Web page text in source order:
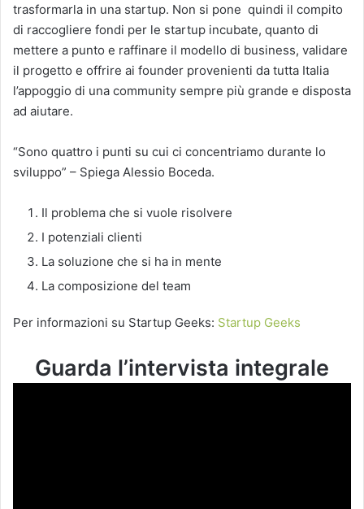
trasformarla in una startup. Non si pone quindi il compito
di raccogliere fondi per le startup incubate, quanto di
mettere a punto e raffinare il modello di business, validare
il progetto e offrire ai founder provenienti da tutta Italia
l’appoggio di una community sempre più grande e disposta
ad aiutare.
“Sono quattro i punti su cui ci concentriamo durante lo
sviluppo” – Spiega Alessio Boceda.
Il problema che si vuole risolvere
I potenziali clienti
La soluzione che si ha in mente
La composizione del team
Per informazioni su Startup Geeks: Startup Geeks
Guarda l’intervista integrale